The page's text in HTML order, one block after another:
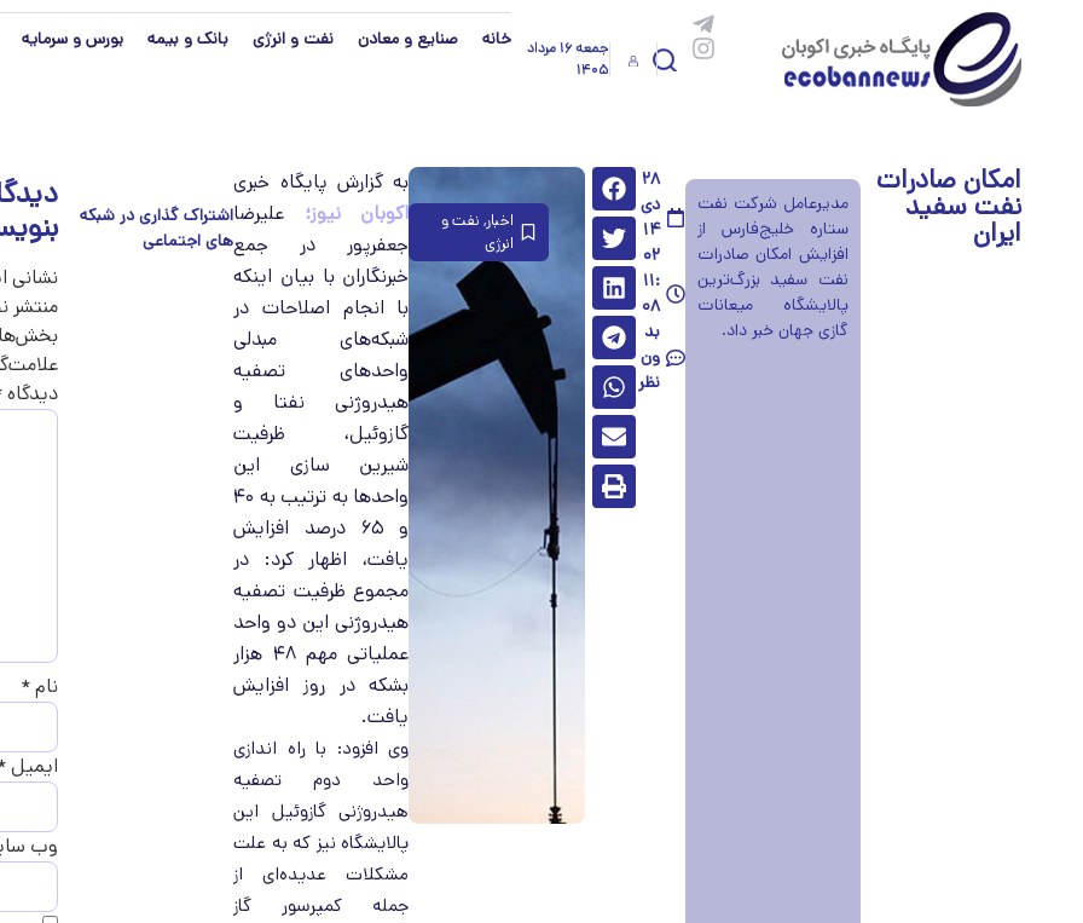
جمعه ۱۶ مرداد
۱۴۰۵
خانه صنایع و معادن نفت و انرژی بانک و بیمه بورس و سرمایه
امکان صادرات
نفت سفید
ایران
مدیرعامل شرکت نفت
ستاره خلیج‌فارس از
افزایش امکان صادرات
نفت سفید بزرگ‌ترین
پالایشگاه میعانات
گازی جهان خبر داد.
۲۸
دی
۱۴
۰۲
۱۱:
۰۸
بد
ون
نظر
اخبار, نفت و
انرژی
به گزارش پایگاه خبری
اکوبان نیوز؛ علیرضا
جعفرپور در جمع
خبرنگاران با بیان اینکه
با انجام اصلاحات در
شبکه‌های مبدلی
واحدهای تصفیه
هیدروژنی نفتا و
گازوئیل، ظرفیت
شیرین سازی این
واحدها به ترتیب به ۴۰
و ۶۵ درصد افزایش
یافت، اظهار کرد: در
مجموع ظرفیت تصفیه
هیدروژنی این دو واحد
عملیاتی مهم ۴۸ هزار
بشکه در روز افزایش
یافت.
وی افزود: با راه اندازی
واحد دوم تصفیه
هیدروژنی گازوئیل این
پالایشگاه نیز که به علت
مشکلات عدیده‌ای از
جمله کمپرسور گاز
نشانی
منتشر
دیدگاه
نام*
ایمیل
وب‌